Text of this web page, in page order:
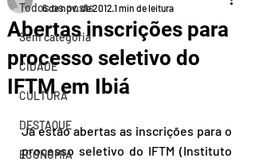
Todos os posts
Sem categoria
CIDADE
CULTURA
DESTAQUE
ECONOMIA
Abertas inscrições para
processo seletivo do
IFTM em Ibiá
6 de nov. de 2012 1 min de leitura
Já estão abertas as inscrições para o
processo seletivo do IFTM (Instituto